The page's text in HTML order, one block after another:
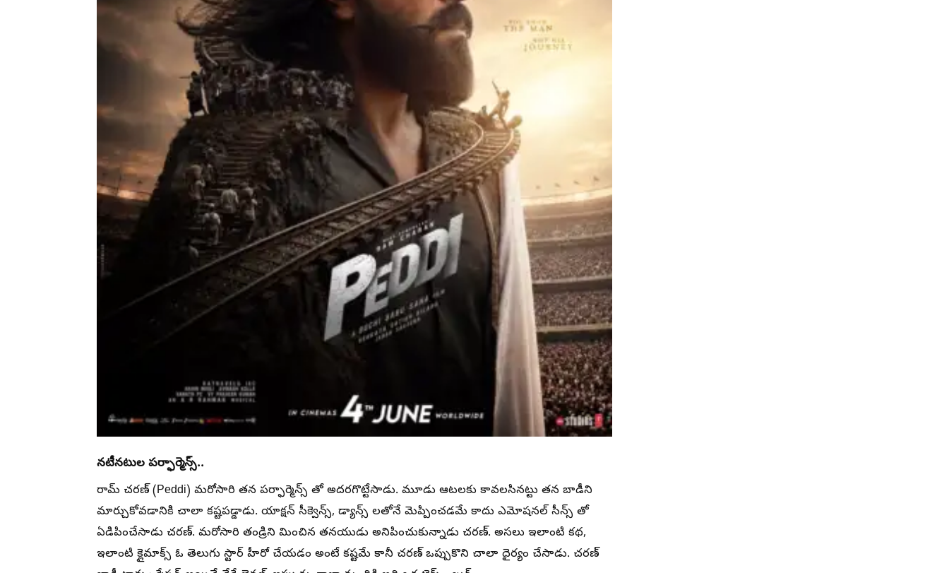
నటీనటుల పర్ఫార్మెన్స్..
రామ్ చరణ్ (Peddi) మరోసారి తన పర్ఫార్మెన్స్ తో అదరగొట్టేసాడు. మూడు ఆటలకు కావలసినట్టు తన బాడీని
మార్చుకోవడానికి చాలా కష్టపడ్డాడు. యాక్షన్ సీక్వెన్స్, డ్యాన్స్ లతోనే మెప్పించడమే కాదు ఎమోషనల్ సీన్స్ తో
ఏడిపించేసాడు చరణ్. మరోసారి తండ్రిని మించిన తనయుడు అనిపించుకున్నాడు చరణ్. అసలు ఇలాంటి కథ,
ఇలాంటి క్లైమాక్స్ ఓ తెలుగు స్టార్ హీరో చేయడం అంటే కష్టమే కానీ చరణ్ ఒప్పుకొని చాలా ధైర్యం చేసాడు. చరణ్